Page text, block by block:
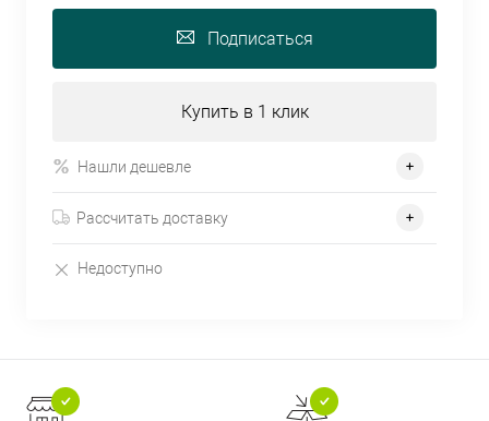
Подписаться
Купить в 1 клик
Нашли дешевле
Рассчитать доставку
Недоступно